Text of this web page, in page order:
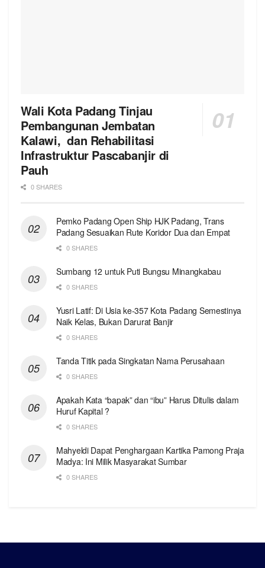
Wali Kota Padang Tinjau
Pembangunan Jembatan
Kalawi, dan Rehabilitasi
Infrastruktur Pascabanjir di
Pauh
0 SHARES
Pemko Padang Open Ship HJK Padang, Trans
Padang Sesuaikan Rute Koridor Dua dan Empat
0 SHARES
Sumbang 12 untuk Puti Bungsu Minangkabau
0 SHARES
Yusri Latif: Di Usia ke-357 Kota Padang Semestinya
Naik Kelas, Bukan Darurat Banjir
0 SHARES
Tanda Titik pada Singkatan Nama Perusahaan
0 SHARES
Apakah Kata “bapak” dan “ibu” Harus Ditulis dalam
Huruf Kapital ?
0 SHARES
Mahyeldi Dapat Penghargaan Kartika Pamong Praja
Madya: Ini Milik Masyarakat Sumbar
0 SHARES